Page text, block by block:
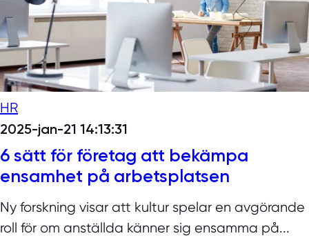
HR
2025-jan-21 14:13:31
6 sätt för företag att bekämpa
ensamhet på arbetsplatsen
Ny forskning visar att kultur spelar en avgörande
roll för om anställda känner sig ensamma på...